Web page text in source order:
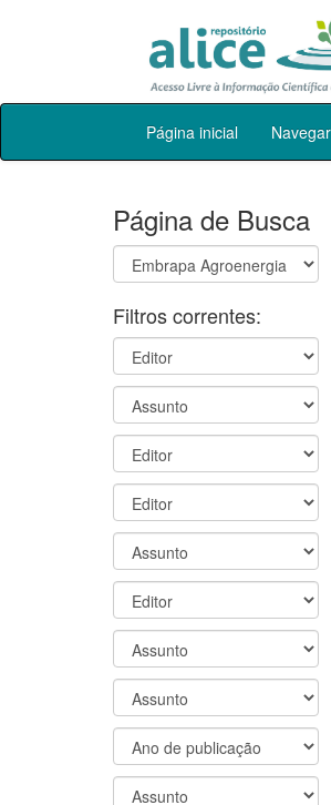
Skip
Página inicial Navegar
Página de Busca
Filtros correntes: